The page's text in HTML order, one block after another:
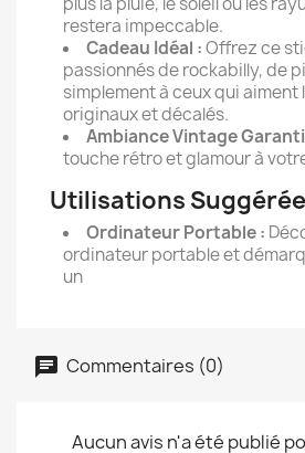
restera impeccable.
Cadeau Idéal :Offrez ce
passionnés de rockabilly, de
simplement à ceux qui aiment
originaux et décalés.
Ambiance Vintage
touche rétro et glamour à
Utilisations
Ordinateur Portable :
ordinateur portable et
un
Commentaires (0)
Aucun avis n'a été publié